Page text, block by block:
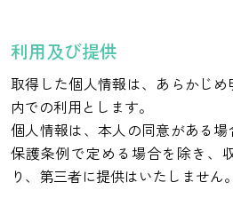
利用及び提供
取得した個人情報は、あらかじ
内での利用とします。
個人情報は、本人の同意がある
保護条例で定める場合を除き、
り、第三者に提供はいたしません。